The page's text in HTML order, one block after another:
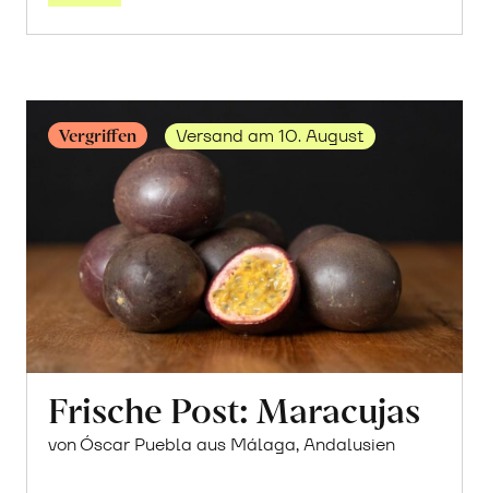
Vergriffen Versand am 10. August
Frische Post: Maracujas
von Óscar Puebla aus Málaga, Andalusien